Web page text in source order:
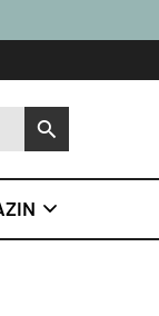
S
